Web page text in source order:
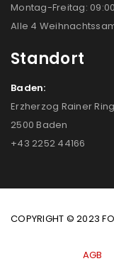
Montag-Freitag:
Alle 4
Standort
Baden:
Erzherzog Rainer Ring
2500 Baden
+43 2252 44166
COPYRIGHT © 2023
AGB